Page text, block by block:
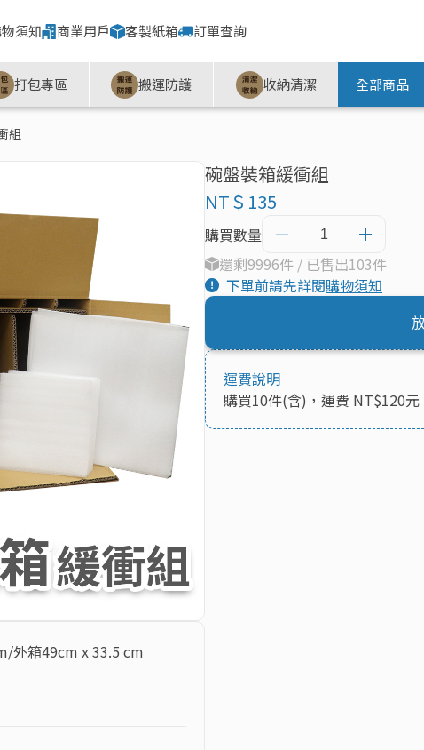
須知 商業用戶 客製紙箱 訂單查詢
打包專區 搬運防護 收納清潔 全部商品
組
外箱49cm x 33.5 cm
碗盤裝箱緩衝組
NT＄135
購買數量
還剩9996件 / 已售出103件
下單前請先詳閱購物須知
運費說明
購買10件(含)，運費 NT$120